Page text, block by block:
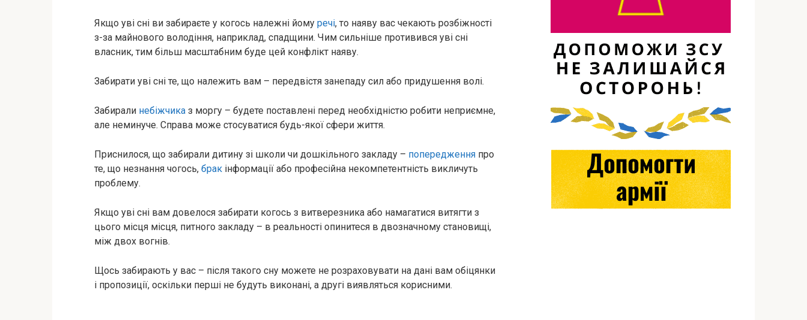
Якщо уві сні ви забираєте у когось належні йому речі, то наяву вас чекають розбіжності
з-за майнового володіння, наприклад, спадщини. Чим сильніше противився уві сні
власник, тим більш масштабним буде цей конфлікт наяву.
Забирати уві сні те, що належить вам – передвістя занепаду сил або придушення волі.
Забирали небіжчика з моргу – будете поставлені перед необхідністю робити неприємне,
але неминуче. Справа може стосуватися будь-якої сфери життя.
Приснилося, що забирали дитину зі школи чи дошкільного закладу – попередження про
те, що незнання чогось, брак інформації або професійна некомпетентність викличуть
проблему.
Якщо уві сні вам довелося забирати когось з витверезника або намагатися витягти з
цього місця місця, питного закладу – в реальності опинитеся в двозначному становищі,
між двох вогнів.
Щось забирають у вас – після такого сну можете не розраховувати на дані вам обіцянки
і пропозиції, оскільки перші не будуть виконані, а другі виявляться корисними.